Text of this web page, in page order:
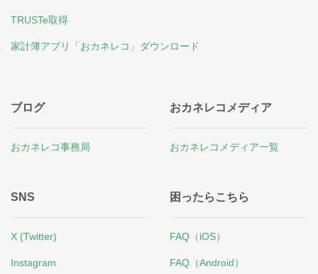
TRUSTe取得
家計簿アプリ「おカネレコ」ダウンロード
ブログ
おカネレコ事務局
おカネレコメディア
おカネレコメディア一覧
SNS
X (Twitter)
Instagram
困ったらこちら
FAQ（iOS）
FAQ（Android）